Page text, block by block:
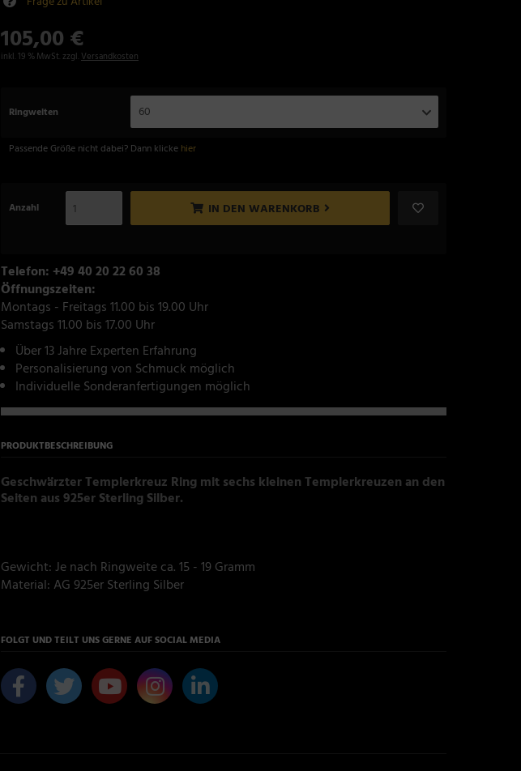
105,00 €
inkl. 19 % MwSt. zzgl. Versandkosten
Ringweiten 60
Passende Größe nicht dabei? Dann klicke hier
Anzahl IN DEN WARENKORB
Telefon: +49 40 20 22 60 38
Öffnungszeiten:
Montags - Freitags 11.00 bis 19.00 Uhr
Samstags 11.00 bis 17.00 Uhr
Über 13 Jahre Experten Erfahrung
Personalisierung von Schmuck möglich
Individuelle Sonderanfertigungen möglich
PRODUKTBESCHREIBUNG
Geschwärzter Templerkreuz Ring mit sechs kleinen Templerkreuzen an den
Seiten aus 925er Sterling Silber.
Gewicht: Je nach Ringweite ca. 15 - 19 Gramm
Material: AG 925er Sterling Silber
FOLGT UND TEILT UNS GERNE AUF SOCIAL MEDIA